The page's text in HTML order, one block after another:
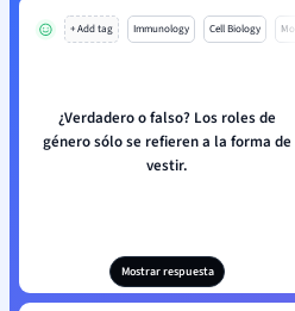
+ Add tag Immunology Cell Biology Mo
¿Verdadero o falso? Los roles de
género sólo se refieren a la forma de
vestir.
Mostrar respuesta